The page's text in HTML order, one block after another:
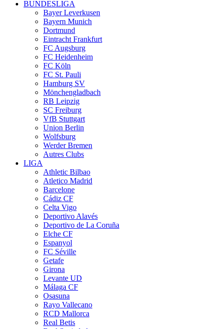
BUNDESLIGA
Bayer Leverkusen
Bayern Munich
Dortmund
Eintracht Frankfurt
FC Augsburg
FC Heidenheim
FC Köln
FC St. Pauli
Hamburg SV
Mönchengladbach
RB Leipzig
SC Freiburg
VfB Stuttgart
Union Berlin
Wolfsburg
Werder Bremen
Autres Clubs
LIGA
Athletic Bilbao
Atletico Madrid
Barcelone
Cádiz CF
Celta Vigo
Deportivo Alavés
Deportivo de La Coruña
Elche CF
Espanyol
FC Séville
Getafe
Girona
Levante UD
Málaga CF
Osasuna
Rayo Vallecano
RCD Mallorca
Real Betis